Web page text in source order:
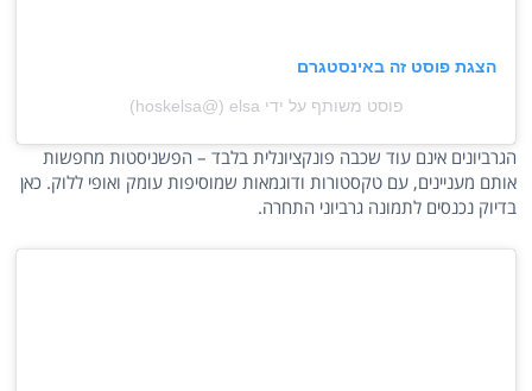
הצגת פוסט זה באינסטגרם
פוסט משותף על ידי ‏‎elsa‏ (@‏‎hoskelsa‎‏)
הגרביונים אינם עוד שכבה פונקציונלית בלבד – הפשניסטות מחפשות
אותם מעניינים, עם טקסטורות ודוגמאות שמוסיפות עומק ואופי ללוק. כאן
בדיוק נכנסים לתמונה גרביוני התחרה.